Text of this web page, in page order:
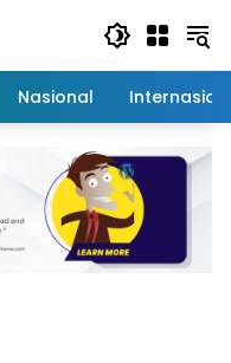
Nasional